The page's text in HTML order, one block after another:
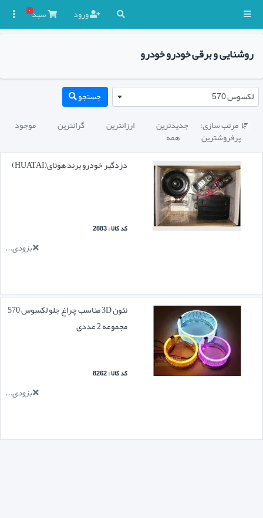
ورود سبد۰
روشنایی و برقی خودرو خودرو
لکسوس 570 جستجو
 مرتب سازی: جدیدترین ارزانترین گرانترین موجود
پرفروشترین
همه
دزدگیر خودرو برند هوتای(HUATAI)
کد کالا : 2883
بزودی...
نئون 3D مناسب چراغ جلو لکسوس 570
مجموعه 2 عددی
کد کالا : 8262
بزودی...